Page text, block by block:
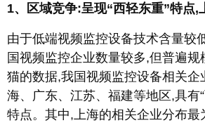
1、区域竞争:呈现“西轻东重”特点,
由于低端视频监控设备技术含量较
国视频监控企业数量较多,但普遍规
猫的数据,我国视频监控设备相关企
海、广东、江苏、福建等地区,具有
特点。其中,上海的相关企业分布最